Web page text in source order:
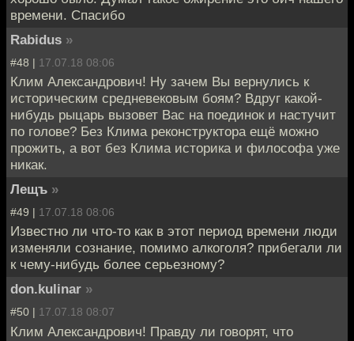
времени. Спасибо
Rabidus »
#48 | 17.07.18 08:06
Клим Александрович! Ну зачем Вы вернулись к
историческим средневековым боям? Вдруг какой-
нибудь рыцарь вызовет Вас на поединок и настучит
по голове? Без Клима реконструктора ещё можно
прожить, а вот без Клима историка и философа уже
никак.
Лещъ »
#49 | 17.07.18 08:06
Известно ли что-то как в этот период времени люди
изменяли сознание, помимо алкоголя? прибегали ли
к чему-нибудь более серьезному?
don.kulinar »
#50 | 17.07.18 08:07
Клим Александрович! Правду ли говорят, что